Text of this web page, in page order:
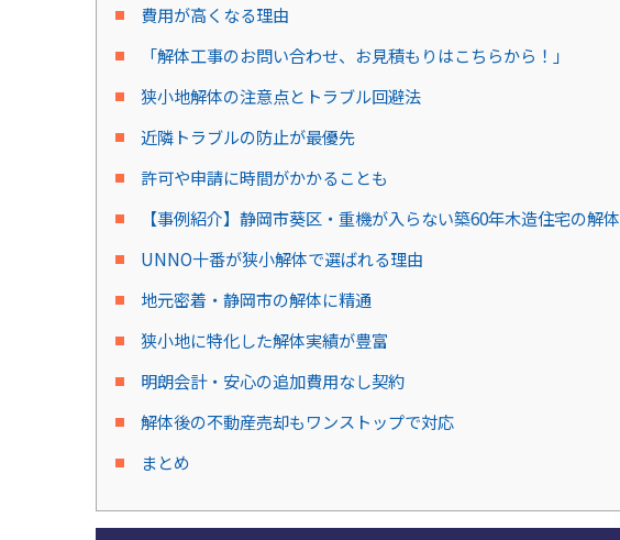
費用が高くなる理由
「解体工事のお問い合わせ、お見積もりはこちらから！」
狭小地解体の注意点とトラブル回避法
近隣トラブルの防止が最優先
許可や申請に時間がかかることも
【事例紹介】静岡市葵区・重機が入らない築60年木造住宅の解体
UNNO十番が狭小解体で選ばれる理由
地元密着・静岡市の解体に精通
狭小地に特化した解体実績が豊富
明朗会計・安心の追加費用なし契約
解体後の不動産売却もワンストップで対応
まとめ